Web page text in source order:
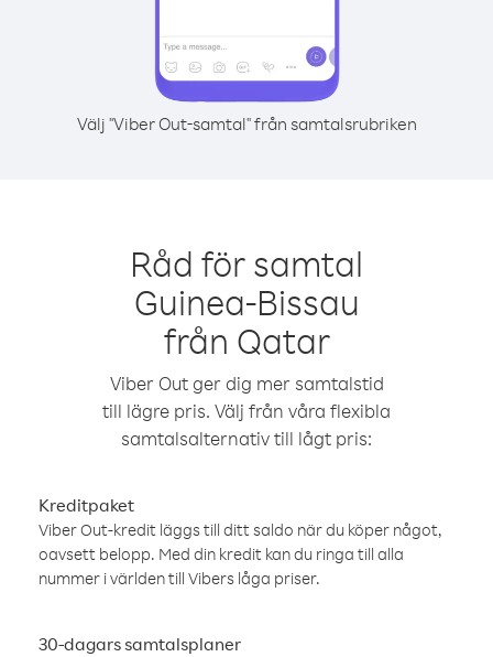
Välj "Viber Out-samtal" från samtalsrubriken
Råd för samtal
Guinea-Bissau
från Qatar
Viber Out ger dig mer samtalstid
till lägre pris. Välj från våra flexibla
samtalsalternativ till lågt pris:
Kreditpaket
Viber Out-kredit läggs till ditt saldo när du köper något,
oavsett belopp. Med din kredit kan du ringa till alla
nummer i världen till Vibers låga priser.
30-dagars samtalsplaner